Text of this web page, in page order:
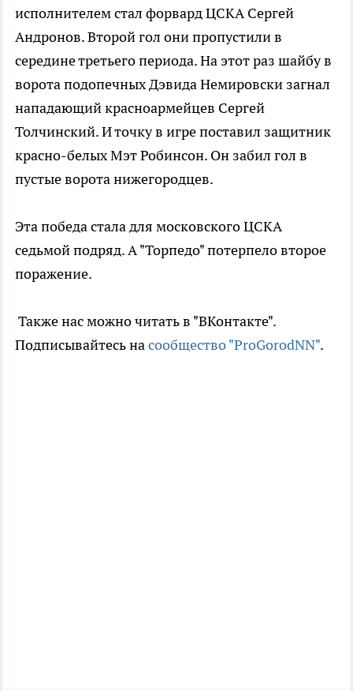
исполнителем стал форвард ЦСКА Сергей
Андронов. Второй гол они пропустили в
середине третьего периода. На этот раз шайбу в
ворота подопечных Дэвида Немировски загнал
нападающий красноармейцев Сергей
Толчинский. И точку в игре поставил защитник
красно-белых Мэт Робинсон. Он забил гол в
пустые ворота нижегородцев.
Эта победа стала для московского ЦСКА
седьмой подряд. А "Торпедо" потерпело второе
поражение.
Также нас можно читать в "ВКонтакте".
Подписывайтесь насообщество "ProGorodNN".